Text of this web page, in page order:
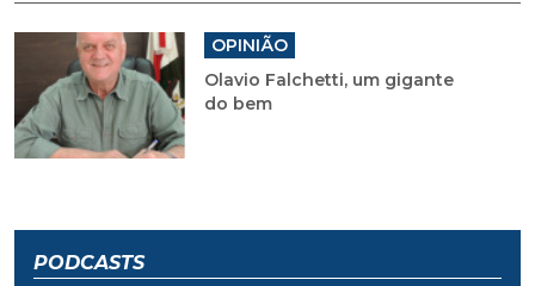
OPINIÃO
Olavio Falchetti, um gigante
do bem
PODCASTS